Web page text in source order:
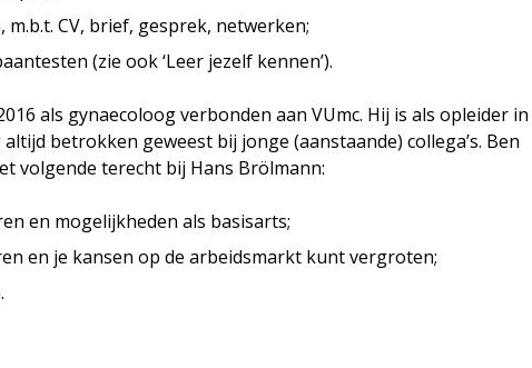
CV, brief, gesprek, netwerken;
(zie ook ‘Leer jezelf kennen’).
als gynaecoloog verbonden aan VUmc. Hij is als opleider in
betrokken geweest bij jonge (aanstaande) collega’s. Ben
volgende terecht bij Hans Brölmann:
en mogelijkheden als basisarts;
en je kansen op de arbeidsmarkt kunt vergroten;